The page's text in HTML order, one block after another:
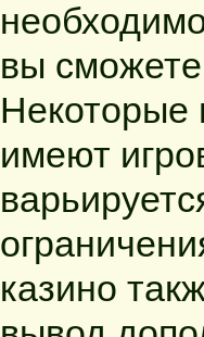
вы
Некоторые
имеют
казино